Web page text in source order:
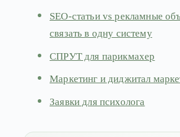
SEO-статьи vs рекламные
связать в одну систему
СПРУТ для парикмахер
Маркетинг и диджитал
Заявки для психолога